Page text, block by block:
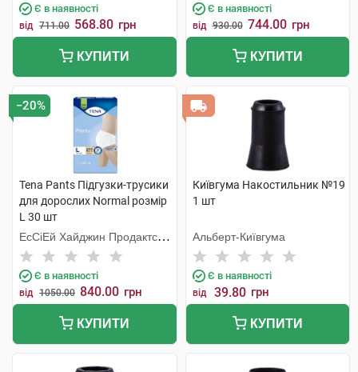
Є в наявності
від 711.00 568.80 грн
КУПИТИ
Є в наявності
від 930.00 744.00 грн
КУПИТИ
−20%
Tena Pants Підгузки-трусики
для дорослих Normal розмір
L 30 шт
ЕсСіЕй Хайджин Продактс
Хугезанд
Є в наявності
від 1050.00 840.00 грн
КУПИТИ
Київгума Накостильник №19
1 шт
Альберт-Київгума
Є в наявності
від 39.80 грн
КУПИТИ